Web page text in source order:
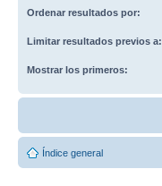
Ordenar resultados por:
Limitar resultados previos a:
Mostrar los primeros:
Índice general